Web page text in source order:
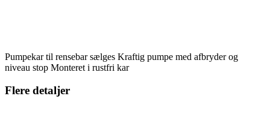
Pumpekar til rensebar sælges Kraftig pumpe med afbryder og
niveau stop Monteret i rustfri kar
Flere detaljer